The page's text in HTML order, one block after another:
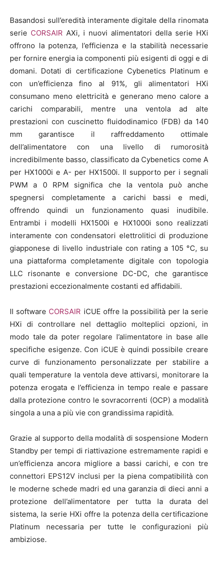
Basandosi sull’eredità interamente digitale della rinomata
serie CORSAIR AXi, i nuovi alimentatori della serie HXi
offrono la potenza, l’efficienza e la stabilità necessarie
per fornire energia ia componenti più esigenti di oggi e di
domani. Dotati di certificazione Cybenetics Platinum e
con un’efficienza fino al 91%, gli alimentatori HXi
consumano meno elettricità e generano meno calore a
carichi comparabili, mentre una ventola ad alte
prestazioni con cuscinetto fluidodinamico (FDB) da 140
mm garantisce il raffreddamento ottimale
dell’alimentatore con una livello di rumorosità
incredibilmente basso, classificato da Cybenetics come A
per HX1000i e A- per HX1500i. Il supporto per i segnali
PWM a 0 RPM significa che la ventola può anche
spegnersi completamente a carichi bassi e medi,
offrendo quindi un funzionamento quasi inudibile.
Entrambi i modelli HX1500i e HX1000i sono realizzati
interamente con condensatori elettrolitici di produzione
giapponese di livello industriale con rating a 105 °C, su
una piattaforma completamente digitale con topologia
LLC risonante e conversione DC-DC, che garantisce
prestazioni eccezionalmente costanti ed affidabili.
Il software CORSAIR iCUE offre la possibilità per la serie
HXi di controllare nel dettaglio molteplici opzioni, in
modo tale da poter regolare l’alimentatore in base alle
specifiche esigenze. Con iCUE è quindi possibile creare
curve di funzionamento personalizzate per stabilire a
quali temperature la ventola deve attivarsi, monitorare la
potenza erogata e l’efficienza in tempo reale e passare
dalla protezione contro le sovracorrenti (OCP) a modalità
singola a una a più vie con grandissima rapidità.
Grazie al supporto della modalità di sospensione Modern
Standby per tempi di riattivazione estremamente rapidi e
un’efficienza ancora migliore a bassi carichi, e con tre
connettori EPS12V inclusi per la piena compatibilità con
le moderne schede madri ed una garanzia di dieci anni a
protezione dell’alimentatore per tutta la durata del
sistema, la serie HXi offre la potenza della certificazione
Platinum necessaria per tutte le configurazioni più
ambiziose.